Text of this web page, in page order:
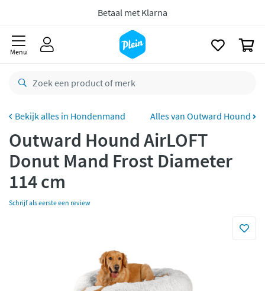
8,8/10
Menu
Hondenmand Alles van Outward Hound
Outward Hound AirLOFT
Donut Mand Frost Diameter
114 cm
Schrijf als eerste een review